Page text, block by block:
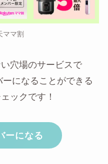
ママ割
穴場のサービスで
になることができる
ックです！
ーになる